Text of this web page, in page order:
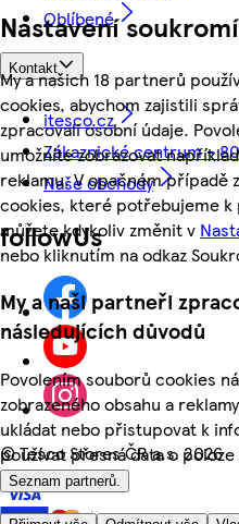
Nastavení
My a našich 18 partnerů
cookies, abychom zajistili
zpracovali osobní údaje.
umožníte zobrazovat
reklamu. V opačném případě
cookies, které potřebujeme k
můžete kdykoliv změnit v
nebo kliknutím na odkaz
My a naši partneři
následujících důvodů
Povolením souborů cookies
zobrazeného obsahu a
ukládat nebo přistupovat k
používat přesná data o
Seznam partnerů.
Oblíbené
Kontakt
itesco.cz
Zákaznické centrum -
Naše obchody
followUs
©Tesco Stores ČR a.s. 2026